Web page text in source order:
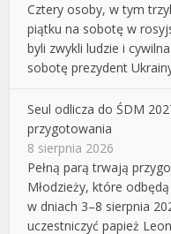
Cztery osoby, w tym
piątku na sobotę w
byli zwykli ludzie i
sobotę prezydent
Seul odlicza do ŚDM
przygotowania
8 sierpnia 2026
Pełną parą trwają
Młodzieży, które
w dniach 3–8 sierpnia
uczestniczyć papież